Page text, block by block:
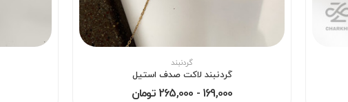
گردنبند
گردنبند لاکت صدف استیل
169,000 - 265,000 تومان